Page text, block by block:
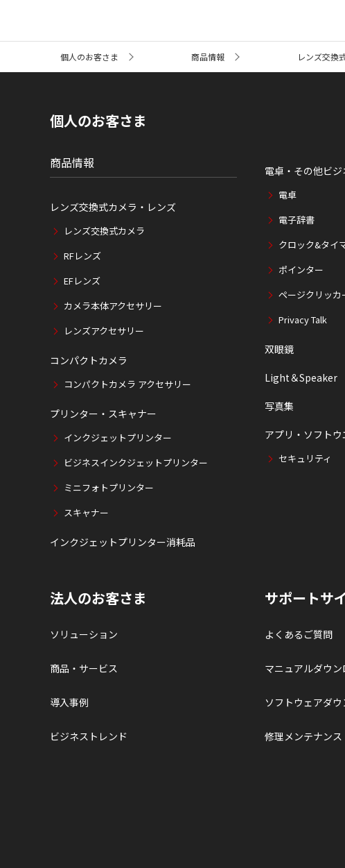
ト
個人のお客さま 商品情報 レンズ交換
個人のお客さま
商品情報
レンズ交換式カメラ・レンズ
レンズ交換式カメラ
RFレンズ
EFレンズ
カメラ本体アクセサリー
レンズアクセサリー
コンパクトカメラ
コンパクトカメラ アクセサリー
プリンター・スキャナー
インクジェットプリンター
ビジネスインクジェットプリンター
ミニフォトプリンター
スキャナー
インクジェットプリンター消耗品
電卓・その他ビ
電卓
電子辞書
クロック&タイ
ポインター
ページクリッカ
Privacy Talk
双眼鏡
Light＆Speaker
写真集
アプリ・ソフトウ
セキュリティ
法人のお客さま
ソリューション
商品・サービス
導入事例
ビジネストレンド
サポートサ
よくあるご質問
マニュアルダウン
ソフトウェアダウ
修理メンテナンス